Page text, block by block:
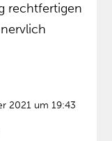
rechtfertigen
2021 um 19:43